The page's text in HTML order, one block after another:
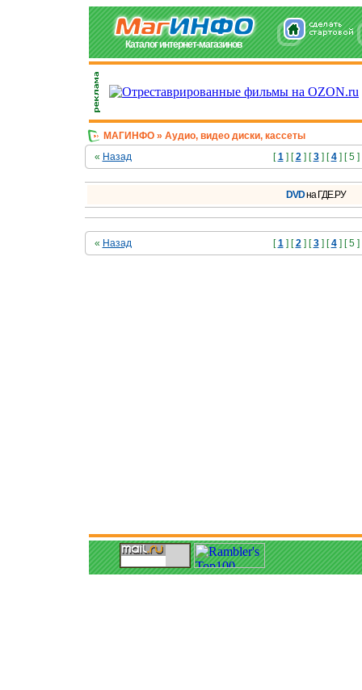
Каталог интернет-магазинов
МАГИНФО » Аудио, видео диски, кассеты
« Назад [1] [2] [3] [4] [ 5 ]
DVDна ГДЕ.РУ
« Назад [1] [2] [3] [4] [ 5 ]